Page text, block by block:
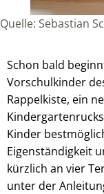
Quelle: Sebastian
Schon bald
Vorschulkinder
Rappelkiste, ein
Kinder
Eigenständigkeit
kürzlich an vier
unter der